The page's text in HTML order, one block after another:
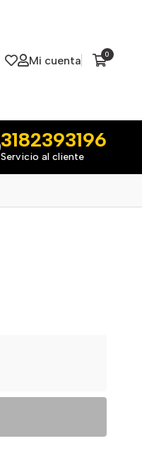
Mi cuenta 0
3182393196
Servicio al cliente